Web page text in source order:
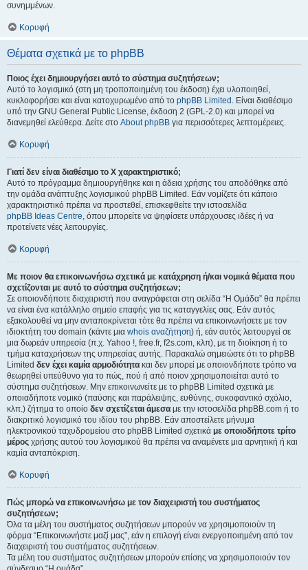
συνημμένων.
Κορυφή
Θέματα σχετικά με το phpBB
Ποιος έχει δημιουργήσει αυτό το σύστημα συζητήσεων;
Αυτό το λογισμικό (στη μη τροποποιημένη του έκδοση) έχει υλοποιηθεί,
κυκλοφορήσει και είναι κατοχυρωμένο από το phpBB Limited . Είναι διαθέσιμο
υπό την GNU General Public License, έκδοση 2 (GPL-2.0) και μπορεί να
διανεμηθεί ελεύθερα. Δείτε στο About phpBB για περισσότερες λεπτομέρειες.
Κορυφή
Γιατί δεν είναι διαθέσιμο το Χ χαρακτηριστικό;
Αυτό το πρόγραμμα δημιουργήθηκε και η άδεια χρήσης του αποδόθηκε από
την ομάδα ανάπτυξης λογισμικού phpBB Limited. Εάν νομίζετε ότι κάποιο
χαρακτηριστικό πρέπει να προστεθεί, επισκεφθείτε την ιστοσελίδα
phpBB Ideas Centre, όπου μπορείτε να ψηφίσετε υπάρχουσες ιδέες ή να
προτείνετε νέες λειτουργίες.
Κορυφή
Με ποιον θα επικοινωνήσω σχετικά με κατάχρηση ή/και νομικά θέματα που
σχετίζονται με αυτό το σύστημα συζητήσεων;
Σε οποιονδήποτε διαχειριστή που αναγράφεται στη σελίδα “Η Ομάδα” θα πρέπει
να είναι ένα κατάλληλο σημείο επαφής για τις καταγγελίες σας. Εάν αυτός
εξακολουθεί να μην ανταποκρίνεται τότε θα πρέπει να επικοινωνήσετε με τον
ιδιοκτήτη του domain (κάντε μια whois αναζήτηση) ή, εάν αυτός λειτουργεί σε
μια δωρεάν υπηρεσία (π.χ. Yahoo !, free.fr, f2s.com, κλπ), με τη διοίκηση ή το
τμήμα καταχρήσεων της υπηρεσίας αυτής. Παρακαλώ σημειώστε ότι το phpBB
Limited δεν έχει καμία αρμοδιότητα και δεν μπορεί με οποιονδήποτε τρόπο να
θεωρηθεί υπεύθυνο για το πώς, πού ή από ποιον χρησιμοποιείται αυτό το
σύστημα συζητήσεων. Μην επικοινωνείτε με το phpBB Limited σχετικά με
οποιαδήποτε νομικό (παύσης και παράλειψης, ευθύνης, συκοφαντικό σχόλιο,
κλπ.) ζήτημα το οποίο δεν σχετίζεται άμεσα με την ιστοσελίδα phpBB.com ή το
διακριτικό λογισμικό του ιδίου του phpBB. Εάν αποστείλετε μήνυμα
ηλεκτρονικού ταχυδρομείου στο phpBB Limited σχετικά με οποιοδήποτε τρίτο
μέρος χρήσης αυτού του λογισμικού θα πρέπει να αναμένετε μια αρνητική ή και
καμία ανταπόκριση.
Κορυφή
Πώς μπορώ να επικοινωνήσω με τον διαχειριστή του συστήματος
συζητήσεων;
Όλα τα μέλη του συστήματος συζητήσεων μπορούν να χρησιμοποιούν τη
φόρμα “Επικοινωνήστε μαζί μας”, εάν η επιλογή είναι ενεργοποιημένη από τον
διαχειριστή του συστήματος συζητήσεων.
Τα μέλη του συστήματος συζητήσεων μπορούν επίσης να χρησιμοποιούν τον